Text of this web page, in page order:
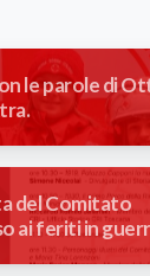
le parole di
del Comitato
ai feriti in
2026